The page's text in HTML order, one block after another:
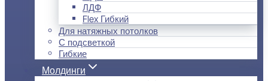
ЛДФ
Flex Гибкий
Для натяжных потолков
С подсветкой
Гибкие
Молдинги